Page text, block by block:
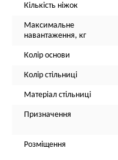
Кількість ніжок
Максимальне
навантаження, кг
Колір основи
Колір стільниці
Матеріал стільниці
Призначення
Розміщення